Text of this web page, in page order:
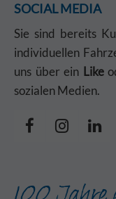
SOCIAL MEDIA
Sie sind bereits
individuellen
uns über ein Like
sozialen Medien.